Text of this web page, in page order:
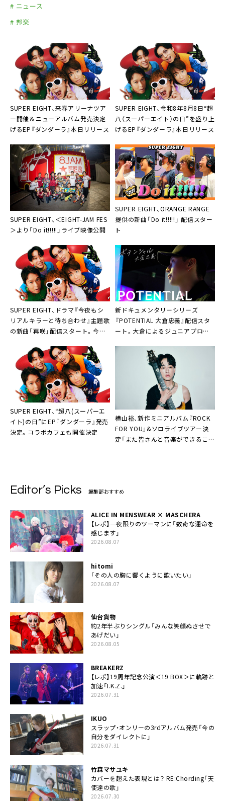
# ニュース
# 邦楽
SUPER EIGHT、来春アリーナツア
ー開催＆ニューアルバム発売決定
げるEP『ダンダーラ』本日リリース
SUPER EIGHT、令和8年8月8日“超
八（スーパーエイト）の日”を盛り上
げるEP『ダンダーラ』本日リリース
SUPER EIGHT、＜EIGHT-JAM FES
＞より「Do it!!!!!」ライブ映像公開
SUPER EIGHT、ORANGE RANGE
提供の新曲「Do it!!!!!」 配信スター
ト
SUPER EIGHT、ドラマ『今夜もシ
リアルキラーと待ち合わせ』主題歌
の新曲「再咲」配信スタート。今夜
新ドキュメンタリーシリーズ
『POTENTIAL 大倉忠義』配信スタ
ート。大倉によるジュニアプロデ
SUPER EIGHT、“超⼋(スーパーエ
イト)の⽇”にEP『ダンダーラ』発売
決定。コラボカフェも開催決定
横山裕、新作ミニアルバム『ROCK
FOR YOU』&ソロライブツアー決
定「また皆さんと⾳楽ができること
Editor’s Picks 編集部おすすめ
ALICE IN MENSWEAR × MASCHERA
【レポ】一夜限りのツーマンに「数奇な運命を
感じます」
2026.08.07
hitomi
「その人の胸に響くように歌いたい」
2026.08.07
仙台貨物
約2年半ぶりシングル「みんな笑顔ぬさせで
あげだい」
2026.08.05
BREAKERZ
【レポ】19周年記念公演＜19 BOX＞に軌跡と
加速「I.K.Z.」
2026.07.31
IKUO
スラップ・オンリーの3rdアルバム発売「今の
自分をダイレクトに」
2026.07.31
竹森マサユキ
カバーを超えた表現とは？ RE:Chording「天
使達の歌」
2026.07.30